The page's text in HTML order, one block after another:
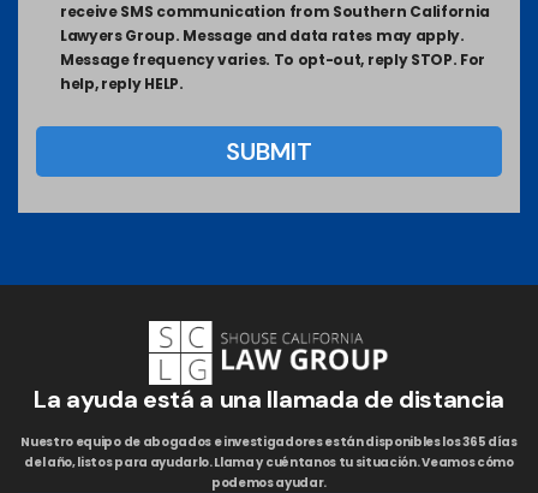
receive SMS communication from Southern California
Lawyers Group. Message and data rates may apply.
Message frequency varies. To opt-out, reply STOP. For
help, reply HELP.
La ayuda está a una llamada de distancia
Nuestro equipo de abogados e investigadores están disponibles los 365 días
del año, listos para ayudarlo. Llama y cuéntanos tu situación. Veamos cómo
podemos ayudar.